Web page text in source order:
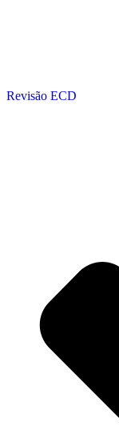
Revisão ECD